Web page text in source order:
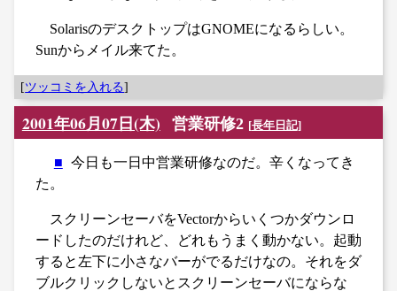
SolarisのデスクトップはGNOMEになるらしい。
Sunからメイル来てた。
[ツッコミを入れる]
2001年06月07日(木) 営業研修2 [長年日記]
■ 今日も一日中営業研修なのだ。辛くなってき
た。
スクリーンセーバをVectorからいくつかダウンロ
ードしたのだけれど、どれもうまく動かない。起動
すると左下に小さなバーがでるだけなの。それをダ
ブルクリックしないとスクリーンセーバにならな